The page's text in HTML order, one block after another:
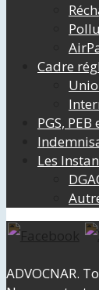
Cadre
PGS,
Les
ADVOCNAR.